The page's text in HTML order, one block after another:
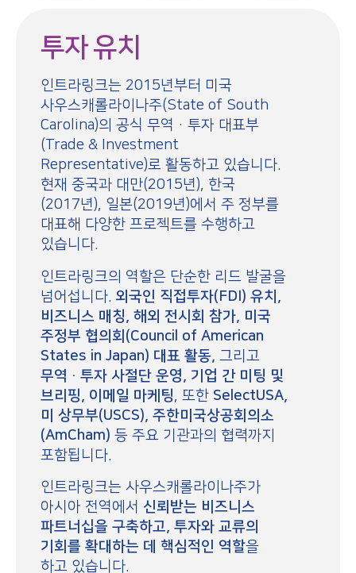
투자 유치
인트라링크는 2015년부터 미국
사우스캐롤라이나주(State of South
Carolina)의 공식 무역·투자 대표부
(Trade & Investment
Representative)로 활동하고 있습니다.
현재 중국과 대만(2015년), 한국
(2017년), 일본(2019년)에서 주 정부를
대표해 다양한 프로젝트를 수행하고
있습니다.
인트라링크의 역할은 단순한 리드 발굴을
넘어섭니다. 외국인 직접투자(FDI) 유치,
비즈니스 매칭, 해외 전시회 참가, 미국
주정부 협의회(Council of American
States in Japan) 대표 활동,그리고
무역·투자 사절단 운영, 기업 간 미팅 및
브리핑, 이메일 마케팅, 또한 SelectUSA,
미 상무부(USCS), 주한미국상공회의소
(AmCham) 등 주요 기관과의 협력까지
포함됩니다.
인트라링크는 사우스캐롤라이나주가
아시아 전역에서 신뢰받는 비즈니스
파트너십을 구축하고, 투자와 교류의
기회를 확대하는 데 핵심적인 역할을
하고 있습니다.